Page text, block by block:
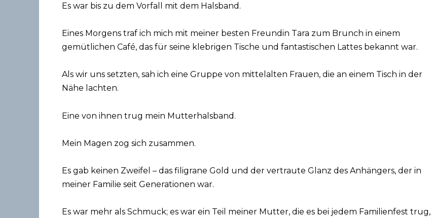
Es war bis zu dem Vorfall mit dem Halsband.
Eines Morgens traf ich mich mit meiner besten Freundin Tara zum Brunch in einem
gemütlichen Café, das für seine klebrigen Tische und fantastischen Lattes bekannt war.
Als wir uns setzten, sah ich eine Gruppe von mittelalten Frauen, die an einem Tisch in der
Nähe lachten.
Eine von ihnen trug mein Mutterhalsband.
Mein Magen zog sich zusammen.
Es gab keinen Zweifel – das filigrane Gold und der vertraute Glanz des Anhängers, der in
meiner Familie seit Generationen war.
Es war mehr als Schmuck; es war ein Teil meiner Mutter, die es bei jedem Familienfest trug,